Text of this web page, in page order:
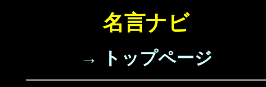
名言ナビ
→ トップページ